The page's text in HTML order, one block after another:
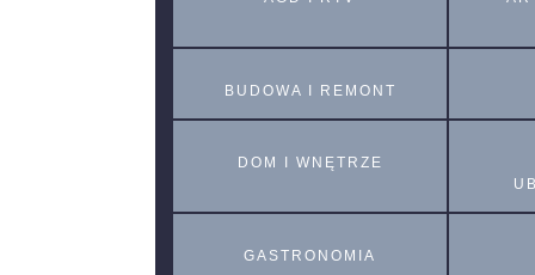
BUDOWA I REMONT
DOM I WNĘTRZE
GASTRONOMIA